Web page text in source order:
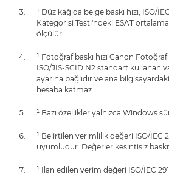
¹ Düz kağıda belge baskı hızı, ISO/
Kategorisi Testi'ndeki ESAT
ölçülür.
¹ Fotoğraf baskı hızı Canon
ISO/JIS-SCID N2 standart kullanan
ayarına bağlıdır ve ana
hesaba katmaz.
¹ Bazı özellikler yalnızca Windows
¹ Belirtilen verimlilik değeri ISO/IEC
uyumludur. Değerler kesintisiz
¹ İlan edilen verim değeri ISO/IEC